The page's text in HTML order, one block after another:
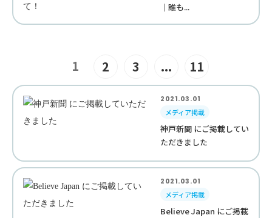
｜誰も...
1 2 3 ... 11
2021.03.01
メディア掲載
神戸新聞 にご掲載してい
ただきました
2021.03.01
メディア掲載
Believe Japan にご掲載